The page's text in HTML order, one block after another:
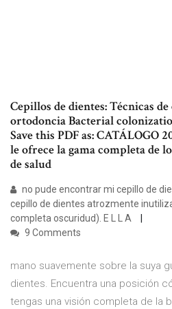
Cepillos de dientes: Técnicas
ortodoncia Bacterial
Save this PDF as: CATÁLOGO
le ofrece la gama completa de
de salud
no pude encontrar mi cepillo de
cepillo de dientes atrozmente
completa oscuridud). E L L A
9 Comments
mano suavemente sobre la suya
dientes. Encuentra una posición
tengas una visión completa de la